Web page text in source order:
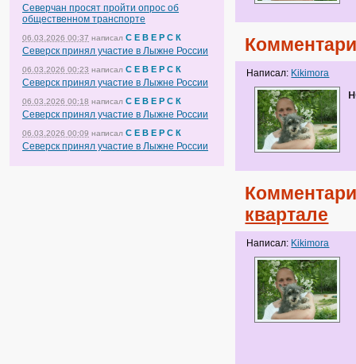
Северчан просят пройти опрос об
общественном транспорте
06.03.2026 00:37 написал С Е В Е Р С К
Северск принял участие в Лыжне России
06.03.2026 00:23 написал С Е В Е Р С К
Северск принял участие в Лыжне России
06.03.2026 00:18 написал С Е В Е Р С К
Северск принял участие в Лыжне России
06.03.2026 00:09 написал С Е В Е Р С К
Северск принял участие в Лыжне России
Написал: Kikimora
квартале
Написал: Kikimora